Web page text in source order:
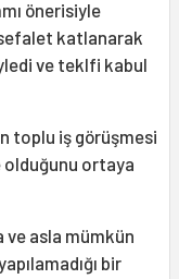
önerisiyle
katlanarak
ve teklfi kabul
toplu iş görüşmesi
olduğunu ortaya
asla mümkün
bir